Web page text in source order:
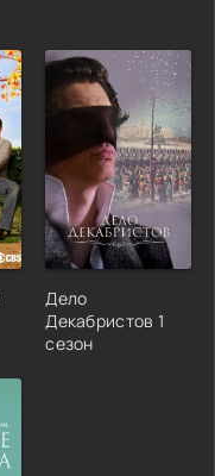
Дело
Декабристов 1
сезон